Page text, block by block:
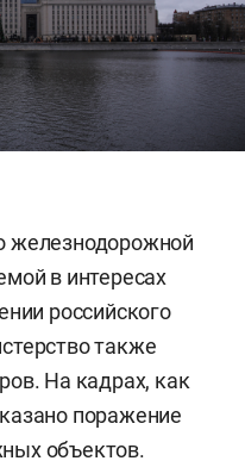
железнодорожной
в интересах
российского
также
На кадрах, как
поражение
объектов.